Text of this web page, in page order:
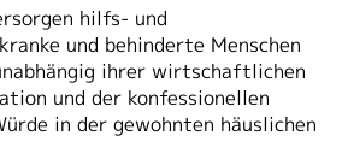
hilfs- und
und behinderte Menschen
ihrer wirtschaftlichen
und der konfessionellen
in der gewohnten häuslichen